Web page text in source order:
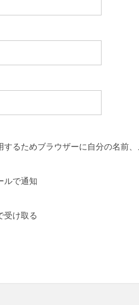
するためブラウザーに自分の名前
ルで通知
受け取る